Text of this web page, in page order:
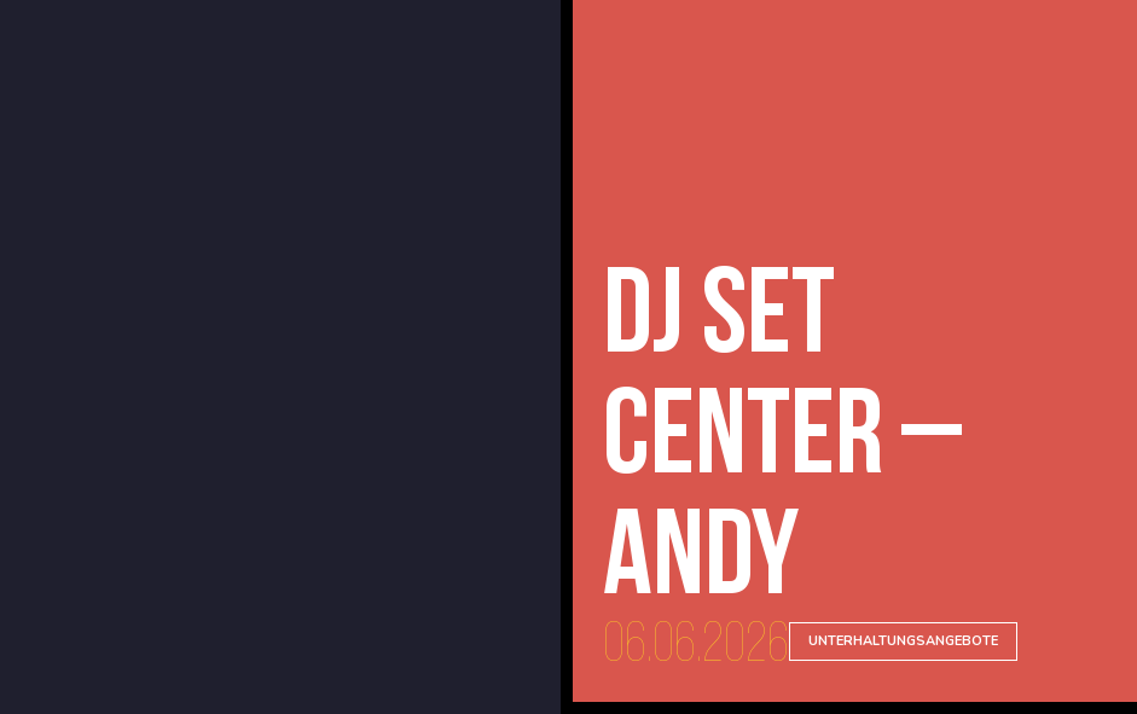
DJ Set
Center –
Andy
06.06.2026 UNTERHALTUNGSANGEBOTE